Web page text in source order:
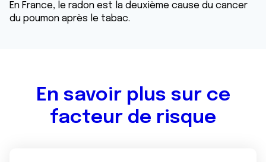
En France, le radon est la deuxième cause du cancer
du poumon après le tabac.
En savoir plus sur ce
facteur de risque